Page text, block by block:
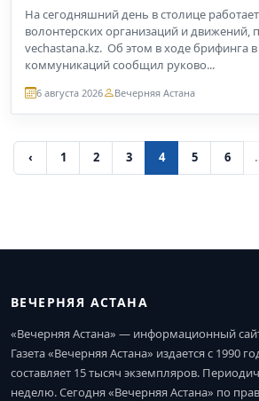
На сегодняшний день в столице
волонтерских организаций и движений,
vechastana.kz. Об этом в ходе брифинга
коммуникаций сообщил руково...
6 августа 2026 Вечерняя Астана
‹ 1 2 3 4 5 6
ВЕЧЕРНЯЯ АСТАНА
«Вечерняя Астана» — информационный
Газета «Вечерняя Астана» издается с 1990
составляет 15 тысяч экземпляров.
неделю. Сегодня «Вечерняя Астана» по